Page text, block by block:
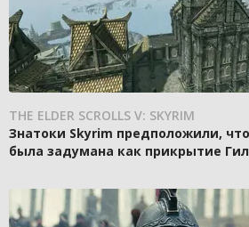
THE ELDER SCROLLS V: SKYRIM
Знатоки Skyrim предположили,
была задумана как прикрытие